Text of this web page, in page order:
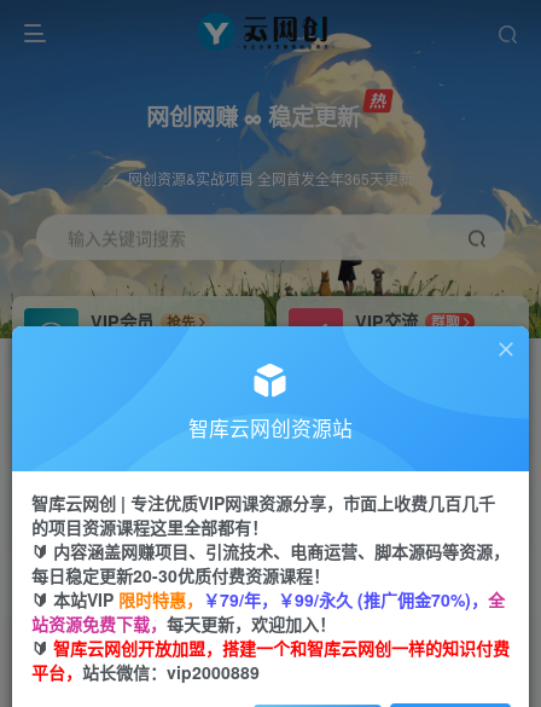
网创网赚 ∞ 稳定更新
网创资源&实战项目 全网首发全年365天更新
输入关键词搜索
VIP会员
抢先
VIP交流
群聊
研究探讨更多创业项目路子。
会员专属推广链接
网赚网创 项目
365天稳定跟新
APP下载
GO
首页 创业课程 会员专属 正文
（6534期）某公众号付费文章《“美女学英文”超
耐造起号、涨万粉教程》亲测效果爆炸
智库云网创资源站
智库云网创 | 专注优质VIP网课资源分享，市面上收费几百几千
的项目资源课程这里全部都有！
🔰 内容涵盖网赚项目、引流技术、电商运营、脚本源码等资源，
每日稳定更新20-30优质付费资源课程！
🔰 本站VIP 限时特惠， ￥79/年，￥99/永久 (推广佣金70%)， 全
站资源免费下载， 每天更新，欢迎加入！
🔰 智库云网创开放加盟，搭建一个和智库云网创一样的知识付费
平台， 站长微信：vip2000889